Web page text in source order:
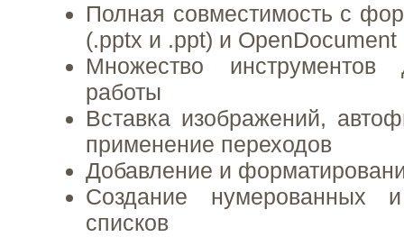
Полная совместимость с
(.pptx и .ppt) и OpenDocument
Множество инструментов
работы
Вставка изображений,
применение переходов
Добавление и
Создание нумерованных
списков